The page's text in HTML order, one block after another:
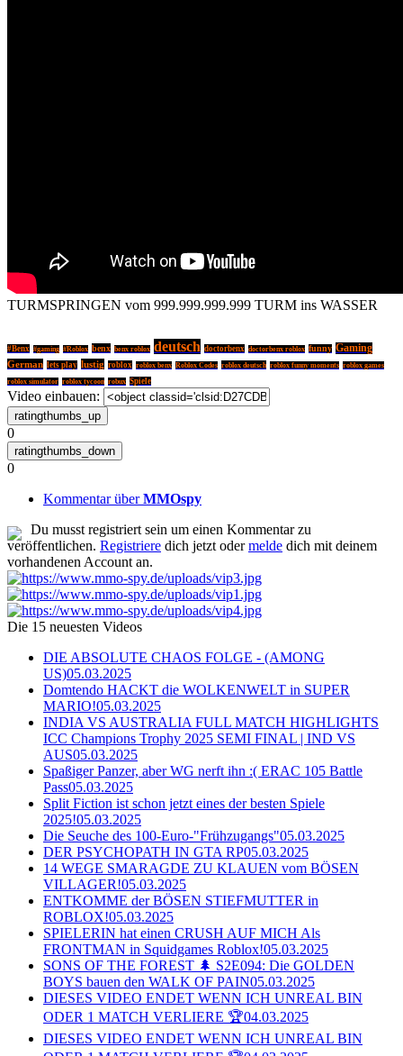
TURMSPRINGEN vom 999.999.999.999 TURM ins WASSER
#Benx #gaming #Roblox benx benx roblox deutsch doctorbenx doctorbenx roblox funny Gaming
German lets play lustig roblox roblox benx Roblox Codes roblox deutsch roblox funny moments roblox games
roblox simulator roblox tycoon robux Spiele
Video einbauen:
0
0
Kommentar überMMOspy
Du musst registriert sein um einen Kommentar zu
veröffentlichen. Registriere dich jetzt odermelde dich mit deinem
vorhandenen Account an.
Die 15 neuesten Videos
DIE ABSOLUTE CHAOS FOLGE - (AMONG
US)05.03.2025
Domtendo HACKT die WOLKENWELT in SUPER
MARIO!05.03.2025
INDIA VS AUSTRALIA FULL MATCH HIGHLIGHTS
ICC Champions Trophy 2025 SEMI FINAL | IND VS
AUS05.03.2025
Spaßiger Panzer, aber WG nerft ihn :( ERAC 105 Battle
Pass05.03.2025
Split Fiction ist schon jetzt eines der besten Spiele
2025!05.03.2025
Die Seuche des 100-Euro-"Frühzugangs"05.03.2025
DER PSYCHOPATH IN GTA RP05.03.2025
14 WEGE SMARAGDE ZU KLAUEN vom BÖSEN
VILLAGER!05.03.2025
ENTKOMME der BÖSEN STIEFMUTTER in
ROBLOX!05.03.2025
SPIELERIN hat einen CRUSH AUF MICH Als
FRONTMAN in Squidgames Roblox!05.03.2025
SONS OF THE FOREST 🌲 S2E094: Die GOLDEN
BOYS bauen den WALK OF PAIN05.03.2025
DIESES VIDEO ENDET WENN ICH UNREAL BIN
ODER 1 MATCH VERLIERE 🏆04.03.2025
DIESES VIDEO ENDET WENN ICH UNREAL BIN